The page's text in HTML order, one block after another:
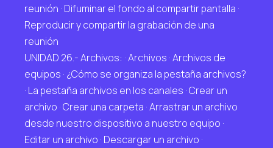
reunión · Difuminar el fondo al compartir pantalla ·
Reproducir y compartir la grabación de una
reunión
UNIDAD 26.- Archivos: · Archivos · Archivos de
equipos · ¿Cómo se organiza la pestaña archivos?
· La pestaña archivos en los canales · Crear un
archivo · Crear una carpeta · Arrastrar un archivo
desde nuestro dispositivo a nuestro equipo ·
Editar un archivo · Descargar un archivo ·